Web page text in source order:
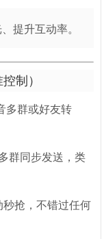
提升互动率。
制）
多群或好友转
群同步发送，类
秒抢，不错过任何